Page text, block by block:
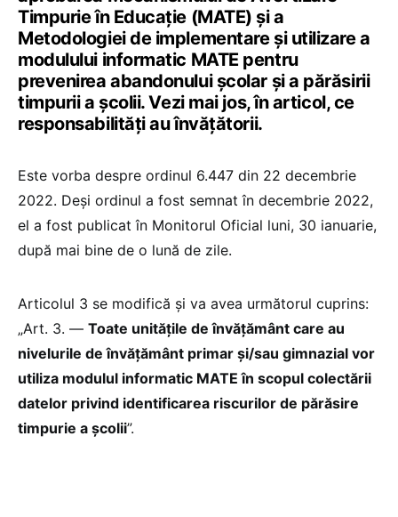
Timpurie în Educație (MATE) și a
Metodologiei de implementare și utilizare a
modulului informatic MATE pentru
prevenirea abandonului școlar și a părăsirii
timpurii a școlii. Vezi mai jos, în articol, ce
responsabilități au învățătorii.
Este vorba despre ordinul 6.447 din 22 decembrie
2022. Deși ordinul a fost semnat în decembrie 2022,
el a fost publicat în Monitorul Oficial luni, 30 ianuarie,
după mai bine de o lună de zile.
Articolul 3 se modifică și va avea următorul cuprins:
„Art. 3. — Toate unitățile de învățământ care au
nivelurile de învățământ primar și/sau gimnazial vor
utiliza modulul informatic MATE în scopul colectării
datelor privind identificarea riscurilor de părăsire
timpurie a școlii”.